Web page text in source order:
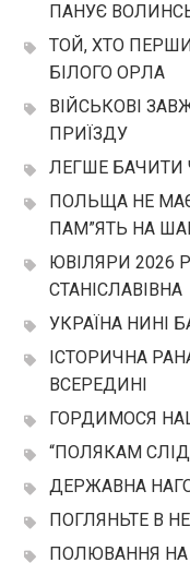
ПАНУЄ
ТОЙ, ХТО
БІЛОГО ОРЛА
ВІЙСЬКОВІ
ПРИЇЗДУ
ЛЕГШЕ БАЧИТИ
ПОЛЬЩА НЕ
ПАМ”ЯТЬ НА
ЮВІЛЯРИ 2026
СТАНІСЛАВІВНА
УКРАЇНА НИНІ
ІСТОРИЧНА
ВСЕРЕДИНІ
ГОРДИМОСЯ
“ПОЛЯКАМ
ДЕРЖАВНА
ПОГЛЯНЬТЕ В
ПОЛЮВАННЯ